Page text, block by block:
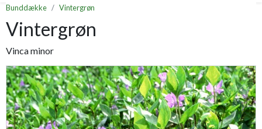
Bunddække Vintergrøn
Vintergrøn
Vinca minor